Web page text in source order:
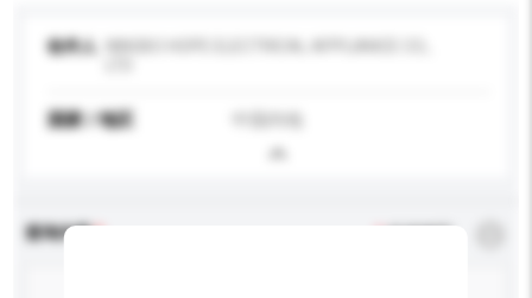
收件人
国家 / 地区
查询内容